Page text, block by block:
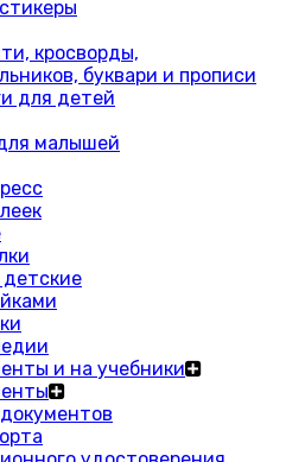
кросворды,
буквари и прописи
для детей
малышей
детские
и на учебники